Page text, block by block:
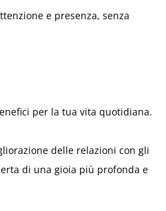
e presenza, senza
per la tua vita quotidiana.
delle relazioni con gli
di una gioia più profonda e